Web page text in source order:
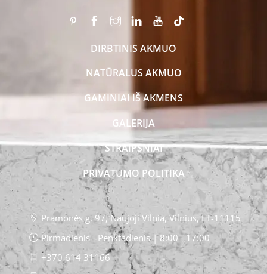
DIRBTINIS AKMUO
NATŪRALUS AKMUO
GAMINIAI IŠ AKMENS
GALERIJA
STRAIPSNIAI
PRIVATUMO POLITIKA
Pramonės g. 97, Naujoji Vilnia, Vilnius, LT-11115
Pirmadienis - Penktadienis | 8:00 - 17:00
+370 614 31166